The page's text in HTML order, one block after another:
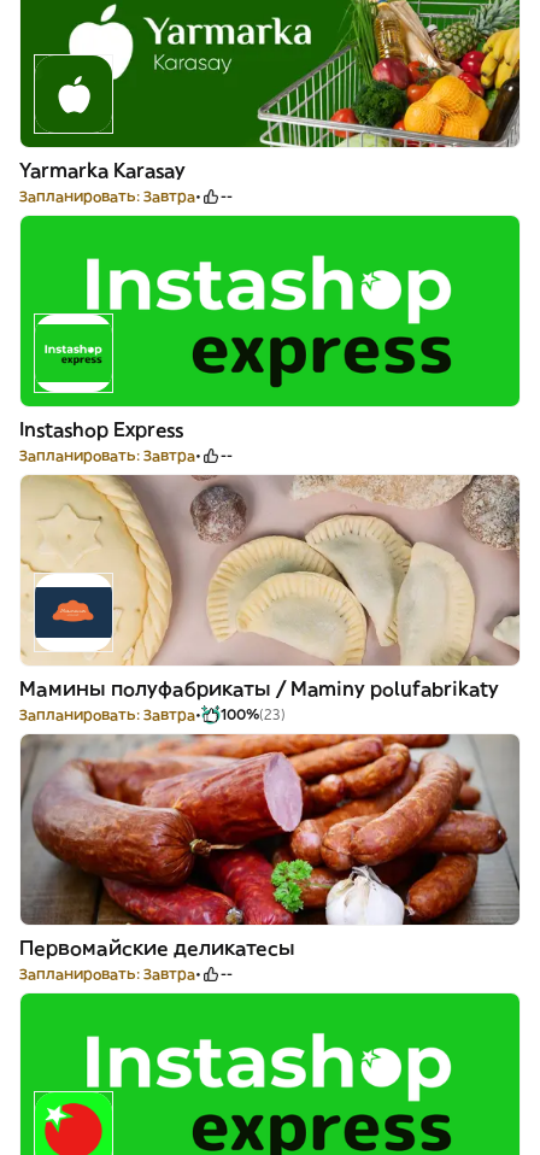
Yarmarka Karasay
Запланировать: Завтра --
Instashop Express
Запланировать: Завтра --
Мамины полуфабрикаты / Maminy polufabrikaty
Запланировать: Завтра 100%(23)
Первомайские деликатесы
Запланировать: Завтра --